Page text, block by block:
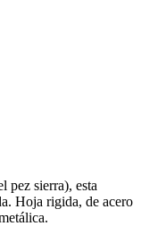
pez sierra), esta
Hoja rigida, de acero